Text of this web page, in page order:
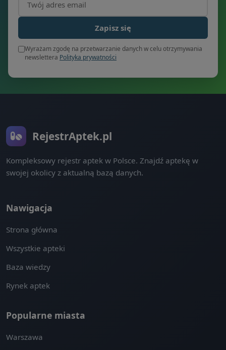
Zapisz się
Wyrażam zgodę na przetwarzanie danych w celu otrzymywania
newslettera Polityka prywatności
RejestrAptek.pl
Kompleksowy rejestr aptek w Polsce. Znajdź aptekę w
swojej okolicy z aktualną bazą danych.
Nawigacja
Strona główna
Wszystkie apteki
Baza wiedzy
Rynek aptek
Popularne miasta
Warszawa